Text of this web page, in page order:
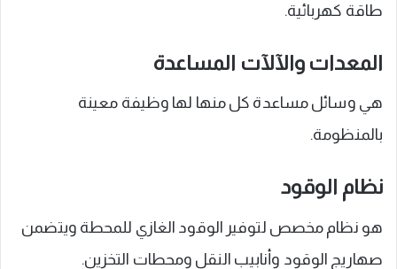
طاقة كهربائية.
المعدات والآلآت المساعدة
هي وسائل مساعدة كل منها لها وظيفة معينة
بالمنظومة.
نظام الوقود
هو نظام مخصص لتوفير الوقود الغازي للمحطة ويتضمن
صهاريج الوقود وأنابيب النقل ومحطات التخزين.